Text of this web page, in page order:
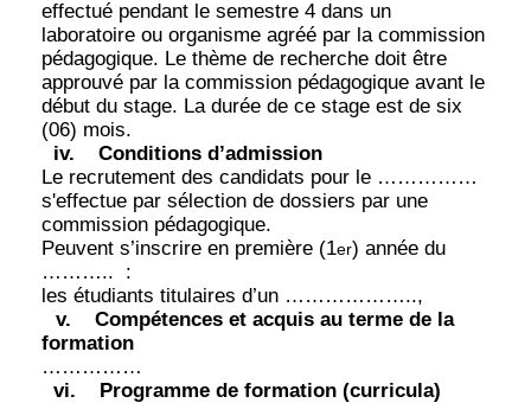
effectué pendant le semestre 4 dans un
laboratoire ou organisme agréé par la commission
pédagogique. Le thème de recherche doit être
approuvé par la commission pédagogique avant le
début du stage. La durée de ce stage est de six
(06) mois.
iv.
Conditions d’admission
Le recrutement des candidats pour le ……………
s'effectue par sélection de dossiers par une
commission pédagogique.
Peuvent s’inscrire en première (1er) année du
………..
:
les étudiants titulaires d’un ………………..,
v.
Compétences et acquis au terme de la
formation
……………
vi.
Programme de formation (curricula)